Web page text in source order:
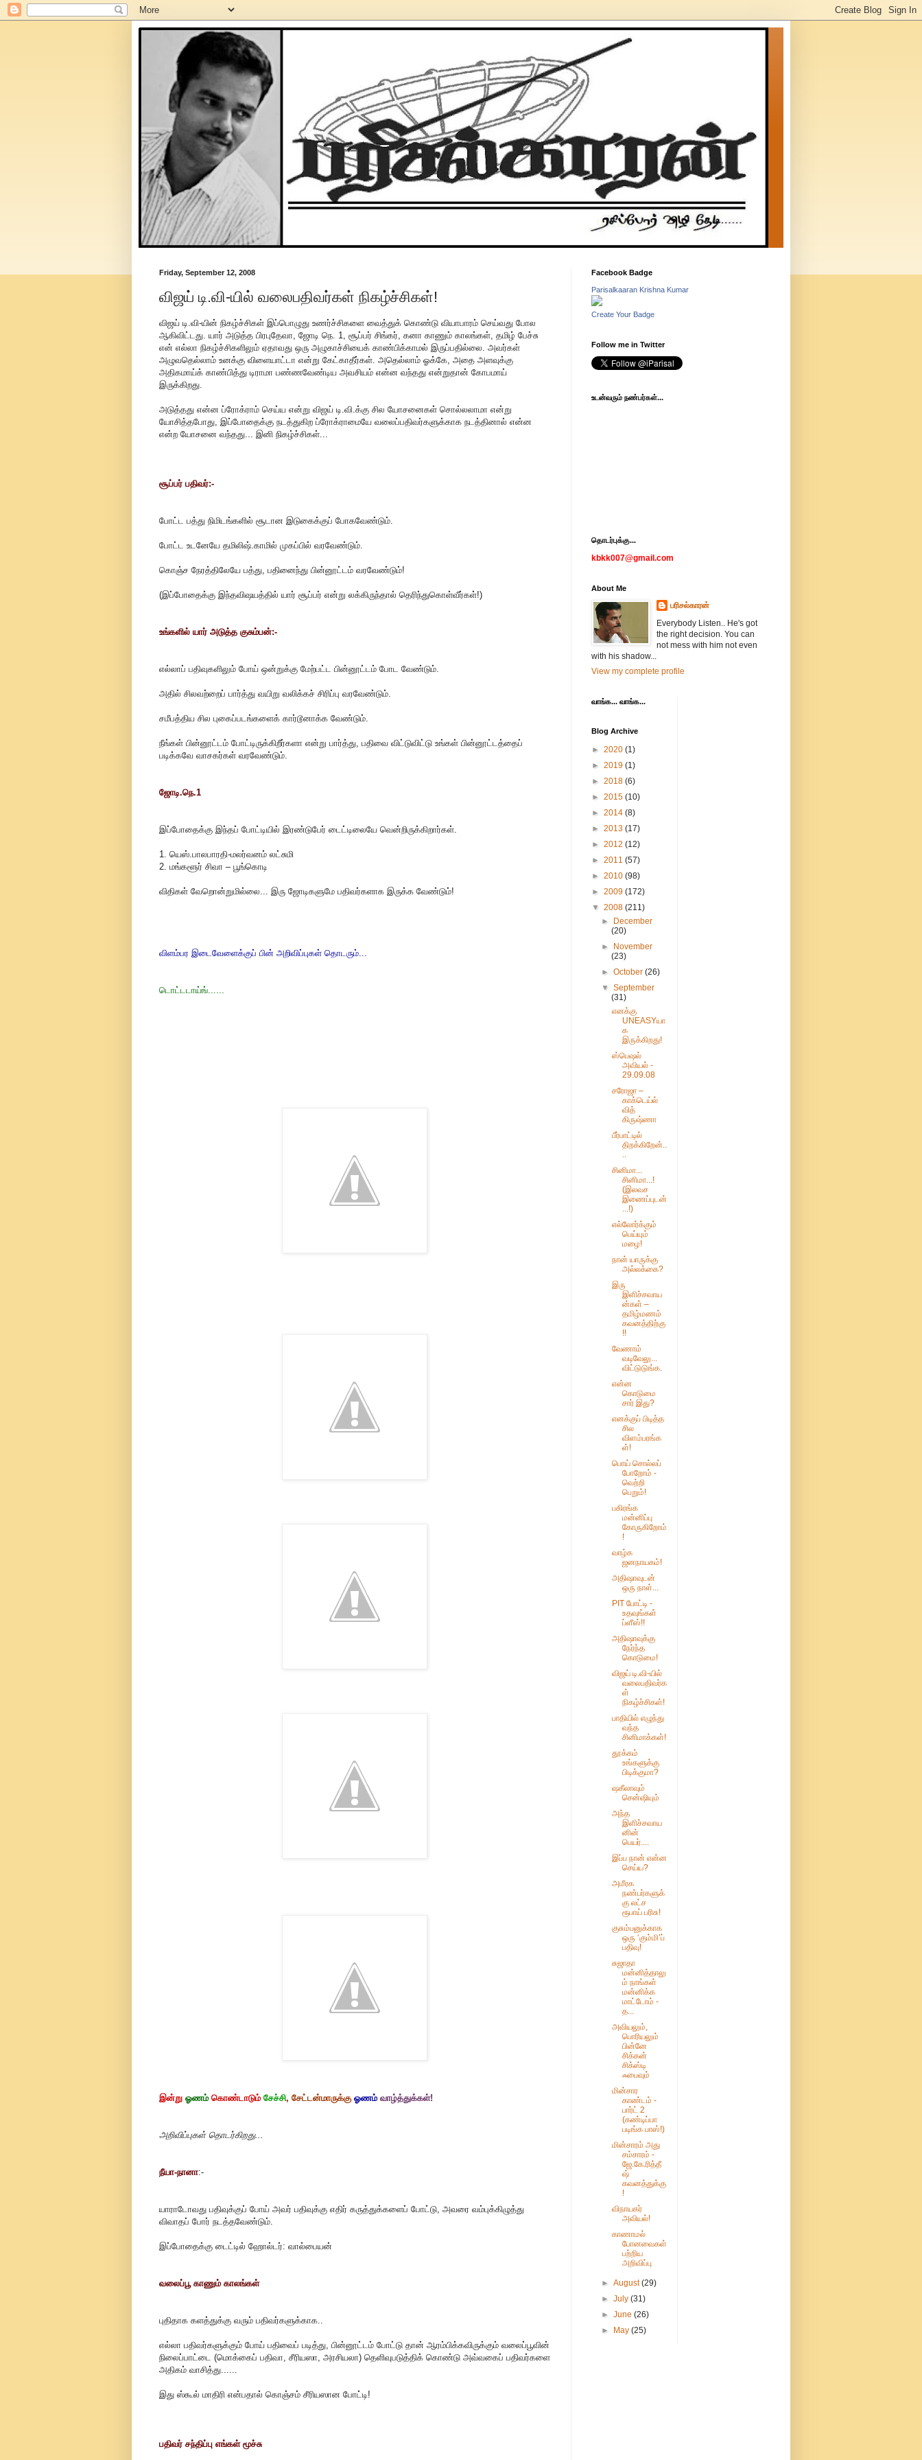
Friday, September 12, 2008
விஜய் டி.வி-யில் வலைபதிவர்கள் நிகழ்ச்சிகள்!
விஜய் டி.வி-யின் நிகழ்ச்சிகள் இப்பொழுது உணர்ச்சிகளை வைத்துக் கொண்டு வியாபாரம் செய்வது போல
ஆகிவிட்டது. யார் அடுத்த பிரபுதேவா, ஜோடி நெ. 1, சூப்பர் சிங்கர், கனா காணும் காலங்கள், தமிழ் பேச்சு
என் எல்லா நிகழ்ச்சிகளிலும் ஏதாவது ஒரு அழுகாச்சியைக் காண்பிக்காமல் இருப்பதில்லை. அவர்கள்
அழுவதெல்லாம் உனக்கு விளையாட்டா என்று கேட்காதீர்கள். அதெல்லாம் ஓக்கே, அதை அளவுக்கு
அதிகமாய்க் காண்பித்து டிராமா பண்ணவேண்டிய அவசியம் என்ன வந்தது என்றுதான் கோபமாய்
இருக்கிறது.
அடுத்தது என்ன ப்ரோக்ராம் செய்ய என்று விஜய் டி.வி.க்கு சில யோசனைகள் சொல்லலாமா என்று
யோசித்தபோது, இப்போதைக்கு நடத்துகிற ப்ரோக்ராமையே வலைப்பதிவர்களுக்காக நடத்தினால் என்ன
என்ற யோசனை வந்தது... இனி நிகழ்ச்சிகள்...
சூப்பர் பதிவர்:-
போட்ட பத்து நிமிடங்களில் சூடான இடுகைக்குப் போகவேண்டும்.
போட்ட உடனேயே தமிலிஷ்.காமில் முகப்பில் வரவேண்டும்.
கொஞ்ச நேரத்திலேயே பத்து, பதினைந்து பின்னூட்டம் வரவேண்டும்!
(இப்போதைக்கு இந்தவிஷயத்தில் யார் சூப்பர் என்று லக்கிருந்தால் தெரிந்துகொள்வீர்கள்!)
உங்களில் யார் அடுத்த குசும்பன்:-
எல்லாப் பதிவுகளிலும் போய் ஒன்றுக்கு மேற்பட்ட பின்னூட்டம் போட வேண்டும்.
அதில் சிலவற்றைப் பார்த்து வயிறு வலிக்கச் சிரிப்பு வரவேண்டும்.
சமீபத்திய சில புகைப்படங்களைக் கார்டூனாக்க வேண்டும்.
நீங்கள் பின்னூட்டம் போட்டிருக்கிறீர்களா என்று பார்த்து, பதிவை விட்டுவிட்டு உங்கள் பின்னூட்டத்தைப்
படிக்கவே வாசகர்கள் வரவேண்டும்.
ஜோடி.நெ.1
இப்போதைக்கு இந்தப் போட்டியில் இரண்டுபேர் டைட்டிலையே வென்றிருக்கிறார்கள்.
1. யெஸ்.பாலபாரதி-மலர்வனம் லட்சுமி
2. மங்களூர் சிவா – பூங்கொடி
விதிகள் வேறொன்றுமில்லை... இரு ஜோடிகளுமே பதிவர்களாக இருக்க வேண்டும்!
விளம்பர இடைவேளைக்குப் பின் அறிவிப்புகள் தொடரும்...
டொட்டடாய்ங்......
இன்று ஓணம் கொண்டாடும் சேச்சி, சேட்டன்மாருக்குஓணம் வாழ்த்துக்கள்!
அறிவிப்புகள் தொடர்கிறது...
நீயா-நானா:-
யாராடோவது பதிவுக்குப் போய் அவர் பதிவுக்கு எதிர் கருத்துக்களைப் போட்டு, அவரை வம்புக்கிழுத்து
விவாதப் போர் நடத்தவேண்டும்.
இப்போதைக்கு டைட்டில் ஹோல்டர்: வால்பையன்
வலைப்பூ காணும் காலங்கள்
புதிதாக களத்துக்கு வரும் பதிவர்களுக்காக..
எல்லா பதிவர்களுக்கும் போய் பதிவைப் படித்து, பின்னூட்டம் போட்டு தான் ஆரம்பிக்கவிருக்கும் வலைப்பூவின்
நிலைப்பாட்டை (மொக்கைப் பதிவா, சீரியஸா, அரசியலா) தெளிவுபடுத்திக் கொண்டு அவ்வகைப் பதிவர்களை
அதிகம் வாசித்து......
இது ஸ்கூல் மாதிரி என்பதால் கொஞ்சம் சீரியஸான போட்டி!
பதிவர் சந்திப்பு எங்கள் மூச்சு
Facebook Badge
Parisalkaaran Krishna Kumar
Create Your Badge
Follow me in Twitter
உடன்வரும் நண்பர்கள்...
தொடர்புக்கு...
kbkk007@gmail.com
About Me
பரிசல்காரன்
Everybody Listen.. He's got
the right decision. You can
not mess with him not even
with his shadow...
View my complete profile
வாங்க... வாங்க...
Blog Archive
► 2020 (1)
► 2019 (1)
► 2018 (6)
► 2015 (10)
► 2014 (8)
► 2013 (17)
► 2012 (12)
► 2011 (57)
► 2010 (98)
► 2009 (172)
▼ 2008 (211)
►
December
(20)
►
November
(23)
►October(26)
▼September
(31)
எனக்கு
UNEASYயா
க
இருக்கிறது!
ஸ்பெஷல்
அவியல் -
29.09.08
சரோஜா –
காக்டெய்ல்
வித்
கிருஷ்ணா
பீர்பாட்டில்
திறக்கிறேன்..
..
சினிமா...
சினிமா...!
(இலவச
இணைப்புடன்
...!)
எல்லோர்க்கும்
பெய்யும்
மழை!
நான் யாருக்கு
அல்லக்கை?
இரு
இளிச்சவாய
ன்கள் –
தமிழ்மணம்
கவனத்திற்கு
!!
வேணாம்
வடிவேலு...
விட்டுடுங்க.
என்ன
கொடுமை
சார் இது?
எனக்குப் பிடித்த
சில
விளம்பரங்க
ள்!
பொய் சொல்லப்
போறோம் -
வெற்றி
பெறும்!
பகிரங்க
மன்னிப்பு
கோருகிறோம்
!
வாழ்க
ஜனநாயகம்!
அதிஷாவுடன்
ஒரு நாள்...
PIT போட்டி -
உதவுங்கள்
ப்ளீஸ்!!
அதிஷாவுக்கு
நேர்ந்த
கொடுமை!
விஜய் டி.வி-யில்
வலைபதிவர்க
ள்
நிகழ்ச்சிகள்!
பாதியில் எழுந்து
வந்த
சினிமாக்கள்!
தூக்கம்
உங்களுக்கு
பிடிக்குமா?
ஷகீலாவும்
சென்ஷியும்
அந்த
இளிச்சவாய
னின்
பெயர்....
இப்ப நான் என்ன
செய்ய?
அமீரக
நண்பர்களுக்
கு லட்ச
ரூபாய் பரிசு!
குசும்பனுக்காக
ஒரு ‘கும்மி’ப்
பதிவு!
சுஜாதா
மன்னித்தாலு
ம் நாங்கள்
மன்னிக்க
மாட்டோம் -
த...
அவியலும்,
பொரியலும்
பின்னே
சிக்கன்
சிக்ஸ்டி
ஃபைவும்
மின்சார
காண்டம் -
பார்ட் 2
(கண்டிப்பா
படிங்க பாஸ்!)
மின்சாரம் அது
சம்சாரம் -
ஜே.கே.ரித்தீ
ஷ்
கவனத்துக்கு
!
விநாயகர்
அவியல்!
காணாமல்
போனவைகள்
பற்றிய
அறிவிப்பு
►August(29)
►July(31)
►June(26)
►
May(25)